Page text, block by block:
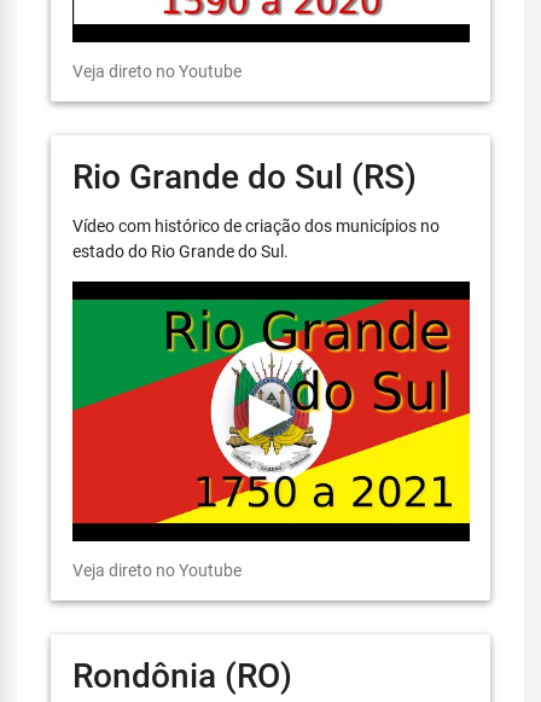
Veja direto no Youtube
Rio Grande do Sul (RS)
Vídeo com histórico de criação dos municípios no
estado do Rio Grande do Sul.
Veja direto no Youtube
Rondônia (RO)